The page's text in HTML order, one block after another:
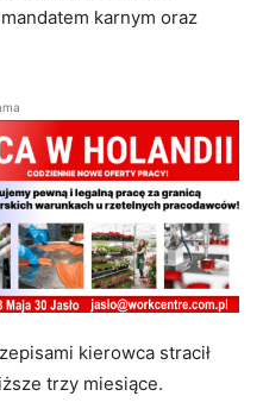
karnym oraz
kierowca stracił
trzy miesiące.